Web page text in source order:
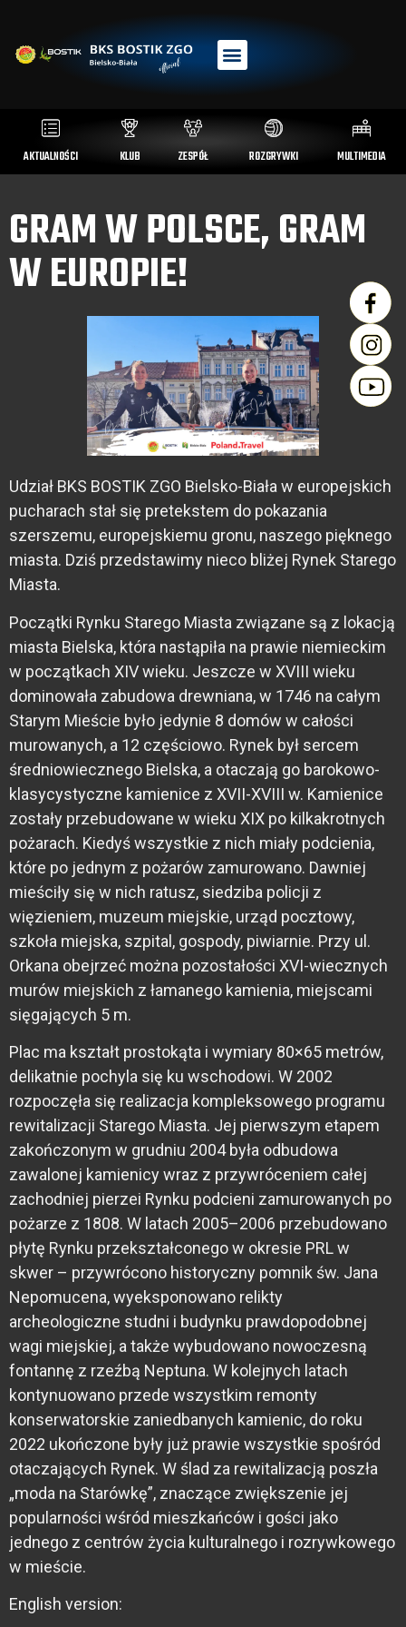
AKTUALNOŚCI KLUB ZESPÓŁ ROZGRYWKI MULTIMEDIA
GRAM W POLSCE, GRAM
W EUROPIE!
Udział BKS BOSTIK ZGO Bielsko-Biała w europejskich
pucharach stał się pretekstem do pokazania
szerszemu, europejskiemu gronu, naszego pięknego
miasta. Dziś przedstawimy nieco bliżej Rynek Starego
Miasta.
Początki Rynku Starego Miasta związane są z lokacją
miasta Bielska, która nastąpiła na prawie niemieckim
w początkach XIV wieku. Jeszcze w XVIII wieku
dominowała zabudowa drewniana, w 1746 na całym
Starym Mieście było jedynie 8 domów w całości
murowanych, a 12 częściowo. Rynek był sercem
średniowiecznego Bielska, a otaczają go barokowo-
klasycystyczne kamienice z XVII-XVIII w. Kamienice
zostały przebudowane w wieku XIX po kilkakrotnych
pożarach. Kiedyś wszystkie z nich miały podcienia,
które po jednym z pożarów zamurowano. Dawniej
mieściły się w nich ratusz, siedziba policji z
więzieniem, muzeum miejskie, urząd pocztowy,
szkoła miejska, szpital, gospody, piwiarnie. Przy ul.
Orkana obejrzeć można pozostałości XVI-wiecznych
murów miejskich z łamanego kamienia, miejscami
sięgających 5 m.
Plac ma kształt prostokąta i wymiary 80×65 metrów,
delikatnie pochyla się ku wschodowi. W 2002
rozpoczęła się realizacja kompleksowego programu
rewitalizacji Starego Miasta. Jej pierwszym etapem
zakończonym w grudniu 2004 była odbudowa
zawalonej kamienicy wraz z przywróceniem całej
zachodniej pierzei Rynku podcieni zamurowanych po
pożarze z 1808. W latach 2005–2006 przebudowano
płytę Rynku przekształconego w okresie PRL w
skwer – przywrócono historyczny pomnik św. Jana
Nepomucena, wyeksponowano relikty
archeologiczne studni i budynku prawdopodobnej
wagi miejskiej, a także wybudowano nowoczesną
fontannę z rzeźbą Neptuna. W kolejnych latach
kontynuowano przede wszystkim remonty
konserwatorskie zaniedbanych kamienic, do roku
2022 ukończone były już prawie wszystkie spośród
otaczających Rynek. W ślad za rewitalizacją poszła
„moda na Starówkę”, znaczące zwiększenie jej
popularności wśród mieszkańców i gości jako
jednego z centrów życia kulturalnego i rozrywkowego
w mieście.
English version: